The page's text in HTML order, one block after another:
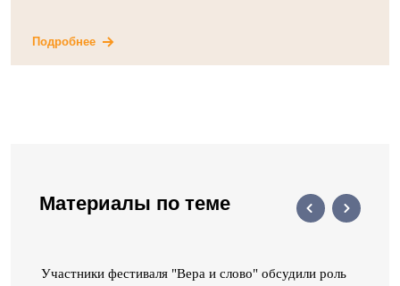
Подробнее
Материалы по теме
Участники фестиваля "Вера и слово" обсудили роль